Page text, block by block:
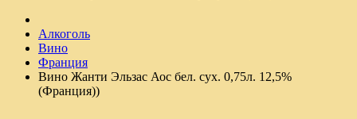
Алкоголь
Вино
Франция
Вино Жанти Эльзас Аос бел. сух. 0,75л. 12,5%
(Франция))